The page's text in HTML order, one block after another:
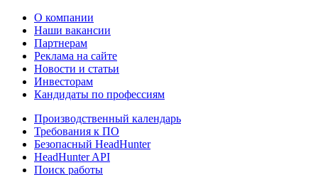
О компании
Наши вакансии
Партнерам
Реклама на сайте
Новости и статьи
Инвесторам
Кандидаты по профессиям
Производственный календарь
Требования к ПО
Безопасный HeadHunter
HeadHunter API
Поиск работы